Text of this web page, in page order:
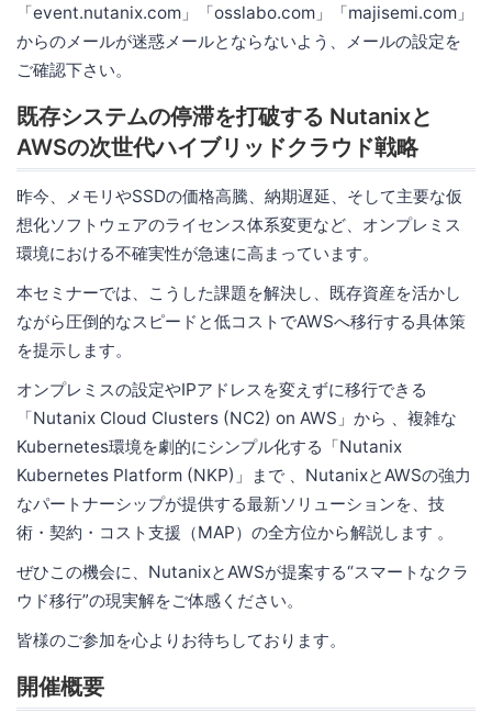
「event.nutanix.com」「osslabo.com」「majisemi.com」
からのメールが迷惑メールとならないよう、メールの設定を
ご確認下さい。
既存システムの停滞を打破する Nutanixと
AWSの次世代ハイブリッドクラウド戦略
昨今、メモリやSSDの価格高騰、納期遅延、そして主要な仮
想化ソフトウェアのライセンス体系変更など、オンプレミス
環境における不確実性が急速に高まっています。
本セミナーでは、こうした課題を解決し、既存資産を活かし
ながら圧倒的なスピードと低コストでAWSへ移行する具体策
を提示します。
オンプレミスの設定やIPアドレスを変えずに移行できる
「Nutanix Cloud Clusters (NC2) on AWS」から 、複雑な
Kubernetes環境を劇的にシンプル化する「Nutanix
Kubernetes Platform (NKP)」まで 、NutanixとAWSの強力
なパートナーシップが提供する最新ソリューションを、技
術・契約・コスト支援（MAP）の全方位から解説します 。
ぜひこの機会に、NutanixとAWSが提案する“スマートなクラ
ウド移行”の現実解をご体感ください。
皆様のご参加を心よりお待ちしております。
開催概要